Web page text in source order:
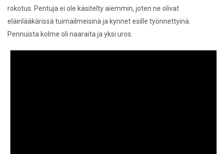
rokotus. Pentuja ei ole käsitelty aiemmin, joten ne olivat
eläinlääkärissä tuimailmeisinä ja kynnet esille työnnettyinä.
Pennuista kolme oli naaraita ja yksi uros.